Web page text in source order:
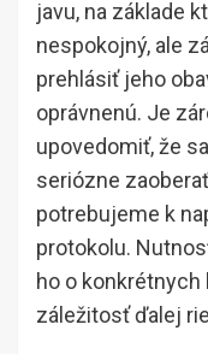
javu, na základe
nespokojný, ale
prehlásiť jeho
oprávnenú. Je
upovedomiť, že
seriózne
potrebujeme k
protokolu.
ho o konkrétnych
záležitosť ďalej